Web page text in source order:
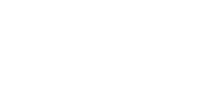
DVD/Blu-ray da artista mais escutada do país, Simone
neste último sábado 16/11 para mais de 30 mil pessoas.
anos e se apresenta dia 16 de Novembro no Studio 5.
suprimentos para visita de Joe Biden.